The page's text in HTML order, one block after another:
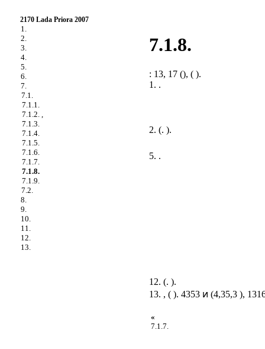
2170 Lada Priora 2007
1.
2.
3.
4.
5.
6.
7.
7.1.
7.1.1.
7.1.2. ,
7.1.3.
7.1.4.
7.1.5.
7.1.6.
7.1.7.
7.1.8.
7.1.9.
7.2.
8.
9.
10.
11.
12.
13.
7.1.8.
: 13, 17 (), ( ).
1. .
2. (. ).
5. .
12. (. ).
13. , ( ). 4353 ͷ (4,35,3 ),
«
7.1.7.